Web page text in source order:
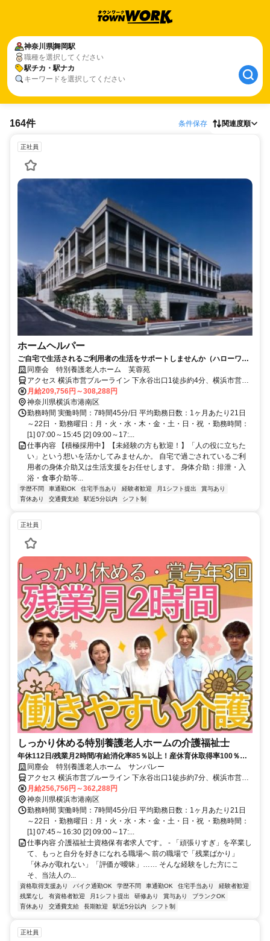
神奈川県舞岡駅
職種を選択してください
駅チカ・駅ナカ
キーワードを選択してください
164件 条件保存 関連度順
正社員
ホームヘルパー
ご自宅で生活されるご利用者の生活をサポートしませんか（ハローワー
ク掲載中）
同塵会 特別養護老人ホーム 芙蓉苑
アクセス 横浜市営ブルーライン 下永谷出口1徒歩約4分、横浜市営ブ
ルーライン 舞岡2番口徒歩約9分、横浜市営ブルーライン 上永谷4番
口徒歩約24分 ★車・バイク通勤可
月給209,756円～308,288円
神奈川県横浜市港南区
勤務時間 実働時間：7時間45分/日 平均勤務日数：1ヶ月あたり21日
～22日 ・勤務曜日：月・火・水・木・金・土・日・祝 ・勤務時間：
[1] 07:00～15:45 [2] 09:00～17:...
仕事内容 【積極採用中】【未経験の方も歓迎！】「人の役に立ちた
い」という想いを活かしてみませんか。 自宅で過ごされているご利
用者の身体介助又は生活支援をお任せします。 身体介助：排泄・入
浴・食事介助等...
学歴不問 車通勤OK 住宅手当あり 経験者歓迎 月1シフト提出
賞与あり
育休あり
交通費支給 駅近5分以内 シフト制
正社員
しっかり休める特別養護老人ホームの介護福祉士
年休112日/残業月2時間/有給消化率85％以上！産休育休取得率100％！
若手やベテラン職員も『ずっとここにいたい』と思う離職率1.05%の職
場？
同塵会 特別養護老人ホーム サンバレー
アクセス 横浜市営ブルーライン 下永谷出口1徒歩約7分、横浜市営ブ
ルーライン 舞岡2番口徒歩約12分、横浜市営ブルーライン 上永谷4番
口徒歩約27分 横浜市営地下鉄「下永谷」駅徒歩2分 戸塚駅より江ノ
電バス「スポーツ広場前」徒歩3分 ★車・バイク可
月給256,756円～362,288円
神奈川県横浜市港南区
勤務時間 実働時間：7時間45分/日 平均勤務日数：1ヶ月あたり21日
～22日 ・勤務曜日：月・火・水・木・金・土・日・祝 ・勤務時間：
[1] 07:45～16:30 [2] 09:00～17:...
仕事内容 介護福祉士資格保有者求人です。 - 「頑張りすぎ」を卒業し
て、もっと自分を好きになれる職場へ 前の職場で「残業ばかり」
「休みが取れない」「評価が曖昧」…… そんな経験をした方にこ
そ、当法人の...
資格取得支援あり バイク通勤OK 学歴不問 車通勤OK 住宅手当あり
経験者歓迎
残業なし
有資格者歓迎 月1シフト提出 研修あり 賞与あり
ブランクOK
育休あり
交通費支給 長期歓迎 駅近5分以内 シフト制
正社員